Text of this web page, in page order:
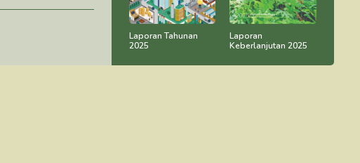
Laporan Tahunan
2025
Laporan
Keberlanjutan 2025